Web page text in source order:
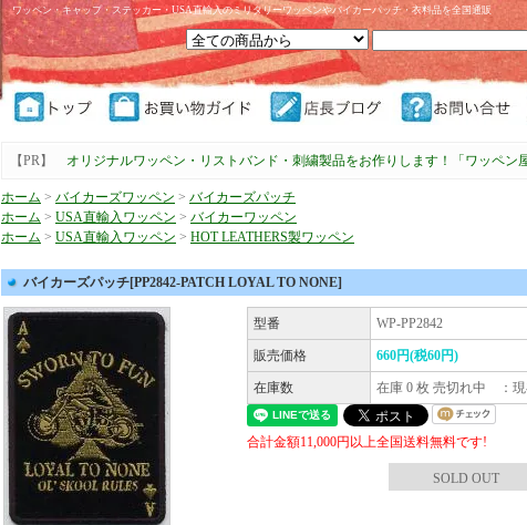
ワッペン・キャップ・ステッカー・USA直輸入のミリタリーワッペンやバイカーパッチ・衣料品を全国通販
【PR】 オリジナルワッペン・リストバンド・刺繍製品をお作りします！「ワッペン
ホーム > バイカーズワッペン > バイカーズパッチ
ホーム > USA直輸入ワッペン > バイカーワッペン
ホーム > USA直輸入ワッペン > HOT LEATHERS製ワッペン
バイカーズパッチ[PP2842-PATCH LOYAL TO NONE]
型番 WP-PP2842
販売価格 660円(税60円)
在庫数 在庫 0 枚 売切れ中 ：
合計金額11,000円以上全国送料無料です!
SOLD OUT